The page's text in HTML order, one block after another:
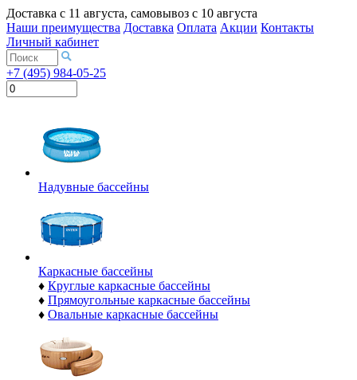
Доставка с 11 августа, самовывоз с 10 августа
Наши преимущества Доставка Оплата Акции Контакты
Личный кабинет
+7 (495) 984-05-25
Надувные бассейны
Каркасные бассейны
♦ Круглые каркасные бассейны
♦ Прямоугольные каркасные бассейны
♦ Овальные каркасные бассейны